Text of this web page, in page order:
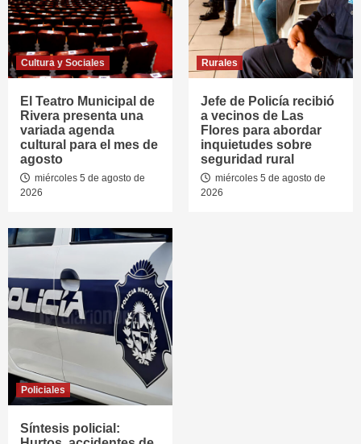
Cultura y Sociales
El Teatro Municipal de
Rivera presenta una
variada agenda
cultural para el mes de
agosto
miércoles 5 de agosto de
2026
Rurales
Jefe de Policía recibió
a vecinos de Las
Flores para abordar
inquietudes sobre
seguridad rural
miércoles 5 de agosto de
2026
Policiales
Síntesis policial: